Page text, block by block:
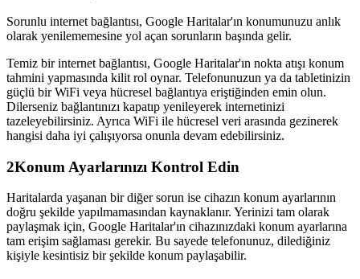
Sorunlu internet bağlantısı, Google Haritalar'ın konumunuzu anlık
olarak yenilememesine yol açan sorunların başında gelir.
Temiz bir internet bağlantısı, Google Haritalar'ın nokta atışı konum
tahmini yapmasında kilit rol oynar. Telefonunuzun ya da tabletinizin
güçlü bir WiFi veya hücresel bağlantıya eriştiğinden emin olun.
Dilerseniz bağlantınızı kapatıp yenileyerek internetinizi
tazeleyebilirsiniz. Ayrıca WiFi ile hücresel veri arasında gezinerek
hangisi daha iyi çalışıyorsa onunla devam edebilirsiniz.
2Konum Ayarlarınızı Kontrol Edin
Haritalarda yaşanan bir diğer sorun ise cihazın konum ayarlarının
doğru şekilde yapılmamasından kaynaklanır. Yerinizi tam olarak
paylaşmak için, Google Haritalar'ın cihazınızdaki konum ayarlarına
tam erişim sağlaması gerekir. Bu sayede telefonunuz, dilediğiniz
kişiyle kesintisiz bir şekilde konum paylaşabilir.